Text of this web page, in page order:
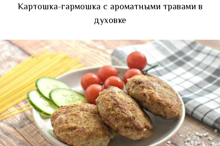
Картошка-гармошка с ароматными травами в
духовке